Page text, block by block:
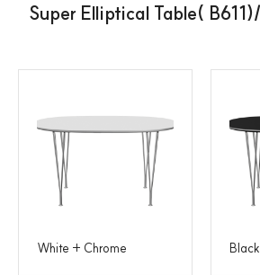
Super Elliptical Table(
White + Chrome